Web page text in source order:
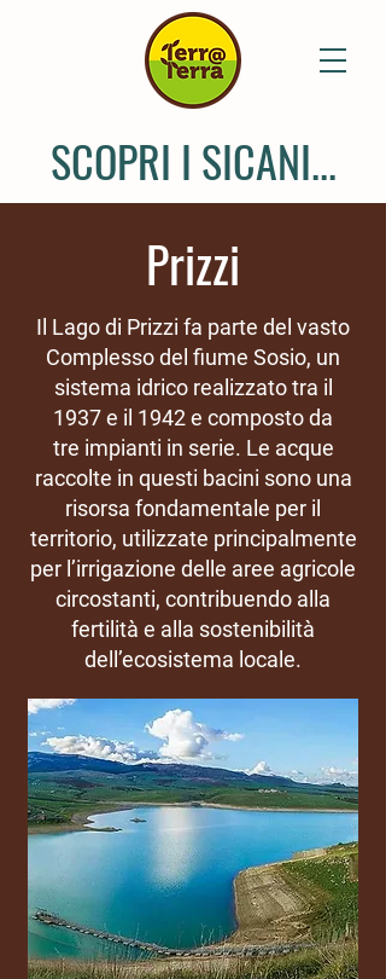
SCOPRI I SICANI...
Prizzi
Il Lago di Prizzi fa parte del vasto
Complesso del fiume Sosio, un
sistema idrico realizzato tra il
1937 e il 1942 e composto da
tre impianti in serie. Le acque
raccolte in questi bacini sono una
risorsa fondamentale per il
territorio, utilizzate principalmente
per l’irrigazione delle aree agricole
circostanti, contribuendo alla
fertilità e alla sostenibilità
dell’ecosistema locale.